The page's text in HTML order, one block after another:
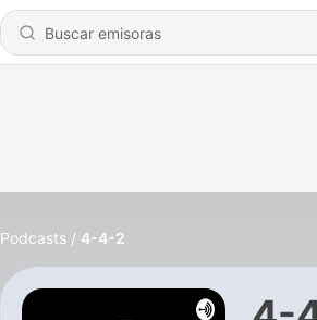
Podcasts 4-4-2